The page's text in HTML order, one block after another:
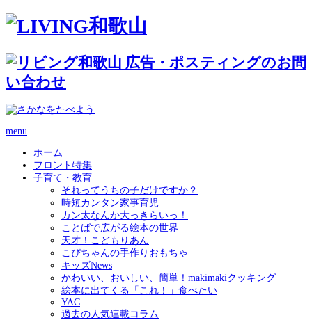
menu
ホーム
フロント特集
子育て・教育
それってうちの子だけですか？
時短カンタン家事育児
カン太なんか大っきらいっ！
ことばで広がる絵本の世界
天才！こどもりあん
こぴちゃんの手作りおもちゃ
キッズNews
かわいい、おいしい、簡単！makimakiクッキング
絵本に出てくる「これ！」食べたい
YAC
過去の人気連載コラム